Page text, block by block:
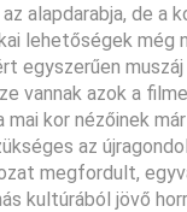
alapdarabja, de a
lehetőségek még
egyszerűen
vannak azok a
mai kor nézőinek
az
megfordult,
kultúrából jövő